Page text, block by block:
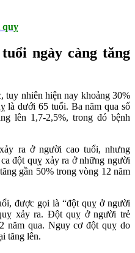
quỵ
ngày càng tăng
tuy nhiên hiện nay khoảng 30%
là dưới 65 tuổi. Ba năm qua số
lên 1,7-2,5%, trong đó bệnh
ra ở người cao tuổi, nhưng
đột quỵ xảy ra ở những người
gần 50% trong vòng 12 năm
được gọi là “đột quỵ ở người
xảy ra. Đột quỵ ở người trẻ
năm qua. Nguy cơ đột quỵ do
tăng lên.